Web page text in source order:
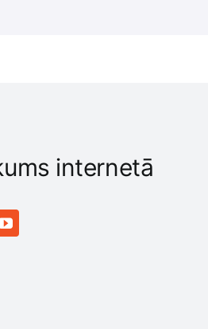
internetā